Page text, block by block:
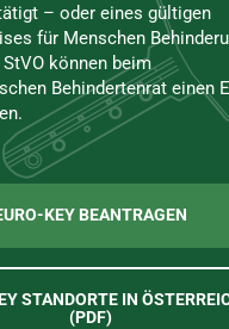
– oder eines gültigen
für Menschen
können beim
Behindertenrat einen
KEY BEANTRAGEN
STANDORTE IN
(PDF)